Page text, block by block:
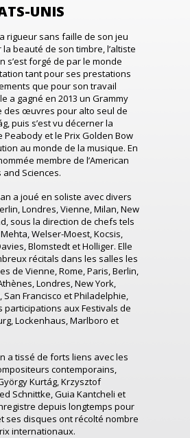
UNIS
rigueur sans faille de son jeu
beauté de son timbre, l’altiste
s’est forgé de par le monde
tant pour ses prestations
que pour son travail
a gagné en 2013 un Grammy
des œuvres pour alto seul de
puis s’est vu décerner la
Peabody et le Prix Golden Bow
au monde de la musique. En
membre de l’American
Sciences.
a joué en soliste avec divers
Londres, Vienne, Milan, New
sous la direction de chefs tels
Welser-Moest, Kocsis,
Blomstedt et Holliger. Elle
récitals dans les salles les
de Vienne, Rome, Paris, Berlin,
Londres, New York,
San Francisco et Philadelphie,
participations aux Festivals de
Lockenhaus, Marlboro et
a tissé de forts liens avec les
contemporains,
Kurtág, Krzysztof
Schnittke, Guia Kantcheli et
depuis longtemps pour
ses disques ont récolté nombre
internationaux.